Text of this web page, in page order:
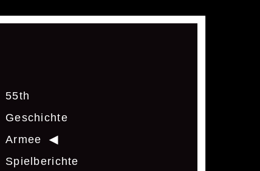
55th
Geschichte
Armee
Spielberichte